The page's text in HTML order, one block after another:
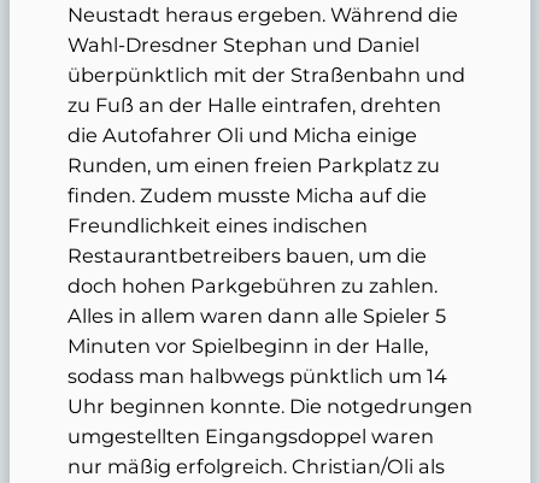
Neustadt heraus ergeben. Während die
Wahl-Dresdner Stephan und Daniel
überpünktlich mit der Straßenbahn und
zu Fuß an der Halle eintrafen, drehten
die Autofahrer Oli und Micha einige
Runden, um einen freien Parkplatz zu
finden. Zudem musste Micha auf die
Freundlichkeit eines indischen
Restaurantbetreibers bauen, um die
doch hohen Parkgebühren zu zahlen.
Alles in allem waren dann alle Spieler 5
Minuten vor Spielbeginn in der Halle,
sodass man halbwegs pünktlich um 14
Uhr beginnen konnte. Die notgedrungen
umgestellten Eingangsdoppel waren
nur mäßig erfolgreich. Christian/Oli als